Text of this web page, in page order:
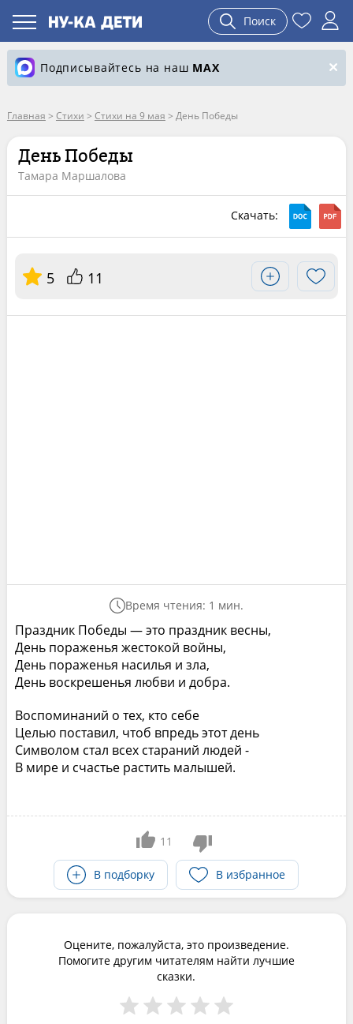
Поиск
Подписывайтесь на наш MAX
Главная > Стихи > Стихи на 9 мая > День Победы
День Победы
Тамара Маршалова
Скачать:
5 11
Время чтения: 1 мин.
Праздник Победы — это праздник весны,
День пораженья жестокой войны,
День пораженья насилья и зла,
День воскрешенья любви и добра.
Воспоминаний о тех, кто себе
Целью поставил, чтоб впредь этот день
Символом стал всех стараний людей -
В мире и счастье растить малышей.
11
В подборку В избранное
Оцените, пожалуйста, это произведение.
Помогите другим читателям найти лучшие
сказки.